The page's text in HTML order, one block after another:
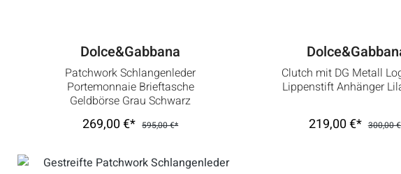
Dolce&Gabbana
Patchwork Schlangenleder
Portemonnaie Brieftasche
Geldbörse Grau Schwarz
269,00 €* 595,00 €*
Clutch mit DG Metall
Lippenstift Anhänger
219,00 €* 300,00